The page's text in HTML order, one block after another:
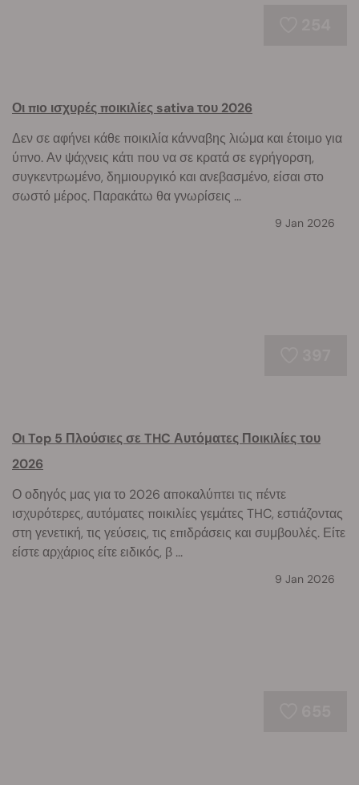
Οι πιο ισχυρές ποικιλίες sativa του 2026
Δεν σε αφήνει κάθε ποικιλία κάνναβης λιώμα και έτοιμο για
ύπνο. Αν ψάχνεις κάτι που να σε κρατά σε εγρήγορση,
συγκεντρωμένο, δημιουργικό και ανεβασμένο, είσαι στο
σωστό μέρος. Παρακάτω θα γνωρίσεις ...
9 Jan 2026
Οι Top 5 Πλούσιες σε THC Αυτόματες Ποικιλίες του
2026
Ο οδηγός μας για το 2026 αποκαλύπτει τις πέντε
ισχυρότερες, αυτόματες ποικιλίες γεμάτες THC, εστιάζοντας
στη γενετική, τις γεύσεις, τις επιδράσεις και συμβουλές. Είτε
είστε αρχάριος είτε ειδικός, β ...
9 Jan 2026